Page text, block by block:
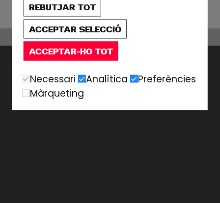
REBUTJAR TOT
ACCEPTAR SELECCIÓ
ACCEPTAR-HO TOT
Necessari Analítica
Preferències
Màrqueting